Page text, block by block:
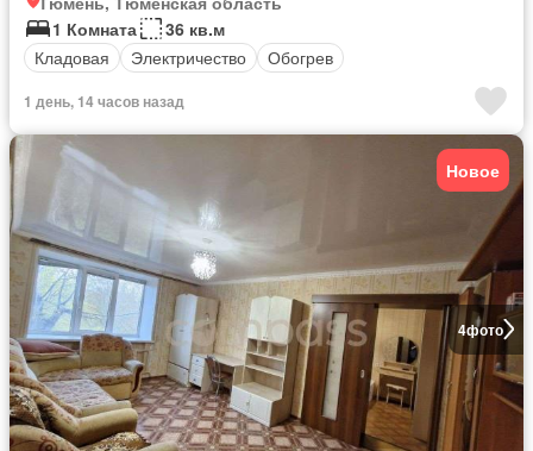
1 Комната
36 кв.м
Кладовая
Электричество Обогрев
1 день, 14 часов назад
4фото
Новое